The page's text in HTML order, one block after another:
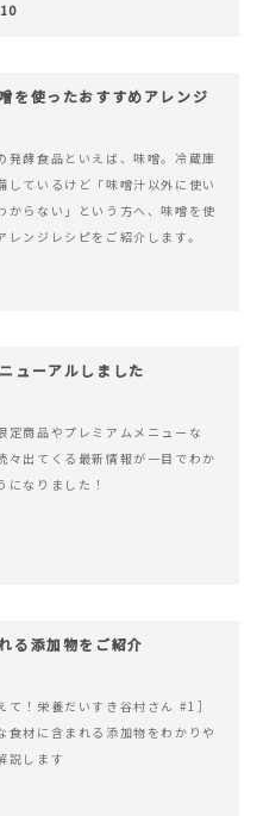
を使ったおすすめアレンジ
発酵食品といえば、味噌。冷蔵庫
しているけど「味噌汁以外に使い
からない」という方へ、味噌を使
レンジレシピをご紹介します。
ューアルしました
定商品やプレミアムメニューな
々出てくる最新情報が一目でわか
になりました！
る添加物をご紹介
て！栄養だいすき谷村さん #1］
食材に含まれる添加物をわかりや
説します